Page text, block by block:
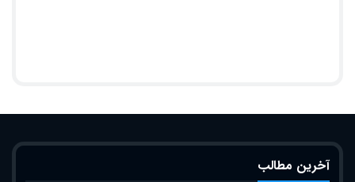
آخرین مطالب